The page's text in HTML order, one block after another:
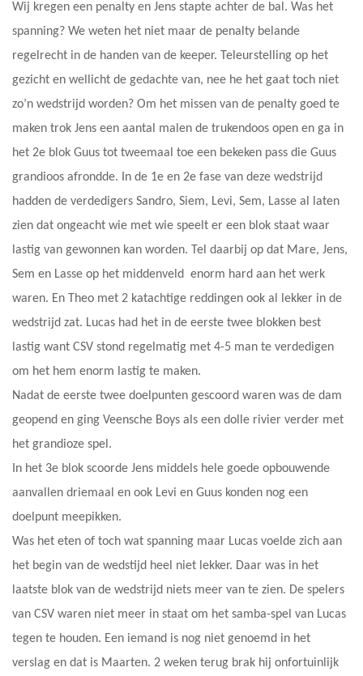
Wij kregen een penalty en Jens stapte achter de bal. Was het
spanning? We weten het niet maar de penalty belande
regelrecht in de handen van de keeper. Teleurstelling op het
gezicht en wellicht de gedachte van, nee he het gaat toch niet
zo’n wedstrijd worden? Om het missen van de penalty goed te
maken trok Jens een aantal malen de trukendoos open en ga in
het 2e blok Guus tot tweemaal toe een bekeken pass die Guus
grandioos afrondde. In de 1e en 2e fase van deze wedstrijd
hadden de verdedigers Sandro, Siem, Levi, Sem, Lasse al laten
zien dat ongeacht wie met wie speelt er een blok staat waar
lastig van gewonnen kan worden. Tel daarbij op dat Mare, Jens,
Sem en Lasse op het middenveld enorm hard aan het werk
waren. En Theo met 2 katachtige reddingen ook al lekker in de
wedstrijd zat. Lucas had het in de eerste twee blokken best
lastig want CSV stond regelmatig met 4-5 man te verdedigen
om het hem enorm lastig te maken.
Nadat de eerste twee doelpunten gescoord waren was de dam
geopend en ging Veensche Boys als een dolle rivier verder met
het grandioze spel.
In het 3e blok scoorde Jens middels hele goede opbouwende
aanvallen driemaal en ook Levi en Guus konden nog een
doelpunt meepikken.
Was het eten of toch wat spanning maar Lucas voelde zich aan
het begin van de wedstijd heel niet lekker. Daar was in het
laatste blok van de wedstrijd niets meer van te zien. De spelers
van CSV waren niet meer in staat om het samba-spel van Lucas
tegen te houden. Een iemand is nog niet genoemd in het
verslag en dat is Maarten. 2 weken terug brak hij onfortuinlijk